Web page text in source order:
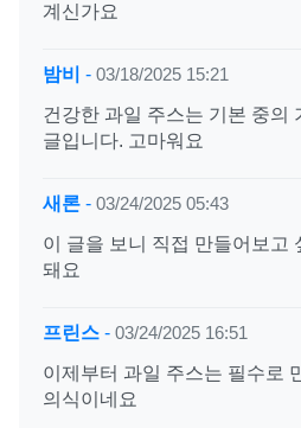
계신가요
밤비 - 03/18/2025 15:21
건강한 과일 주스는 기본 중의
글입니다. 고마워요
새론 - 03/24/2025 05:43
이 글을 보니 직접 만들어보고
돼요
프린스 - 03/24/2025 16:51
이제부터 과일 주스는 필수로
의식이네요